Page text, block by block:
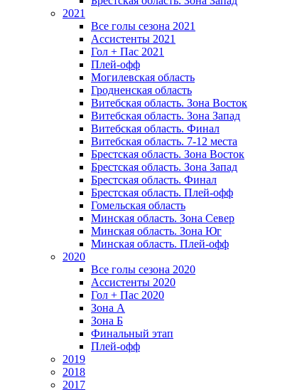
2021
Все голы сезона 2021
Ассистенты 2021
Гол + Пас 2021
Плей-офф
Могилевская область
Гродненская область
Витебская область. Зона Восток
Витебская область. Зона Запад
Витебская область. Финал
Витебская область. 7-12 места
Брестская область. Зона Восток
Брестская область. Зона Запад
Брестская область. Финал
Брестская область. Плей-офф
Гомельская область
Минская область. Зона Север
Минская область. Зона Юг
Минская область. Плей-офф
2020
Все голы сезона 2020
Ассистенты 2020
Гол + Пас 2020
Зона А
Зона Б
Финальный этап
Плей-офф
2019
2018
2017